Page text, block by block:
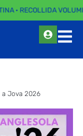
· RECOLLIDA
a Jova 2026